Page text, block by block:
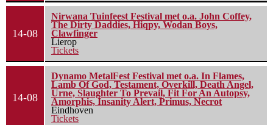
14-08
Nirwana Tuinfeest Festival met o.a. John Coffey,
The Dirty Daddies, Hiqpy, Wodan Boys,
Clawfinger
Lierop
Tickets
14-08
Dynamo MetalFest Festival met o.a. In Flames,
Lamb Of God, Testament, Overkill, Death Angel,
Urne, Slaughter To Prevail, Fit For An Autopsy,
Amorphis, Insanity Alert, Primus, Necrot
Eindhoven
Tickets